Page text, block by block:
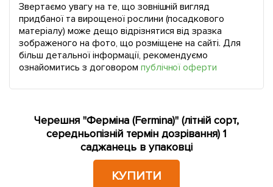
Звертаємо увагу на те, що зовнішній вигляд
придбаної та вирощеної рослини (посадкового
матеріалу) може дещо відрізнятися від зразка
зображеного на фото, що розміщене на сайті. Для
більш детальної інформації, рекомендуємо
ознайомитись з договором публічної оферти
Черешня "Ферміна (Fermina)" (літній сорт,
середньопізній термін дозрівання) 1
саджанець в упаковці
КУПИТИ